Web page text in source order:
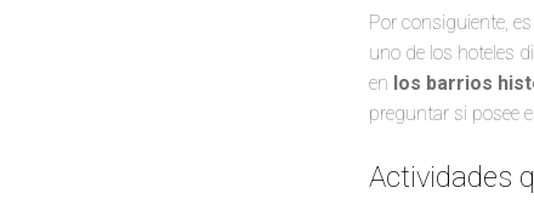
Por consiguiente,
uno de los hoteles
en los barrios
preguntar si posee
Actividades